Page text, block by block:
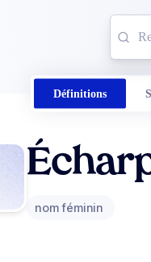
Définitions
nom féminin